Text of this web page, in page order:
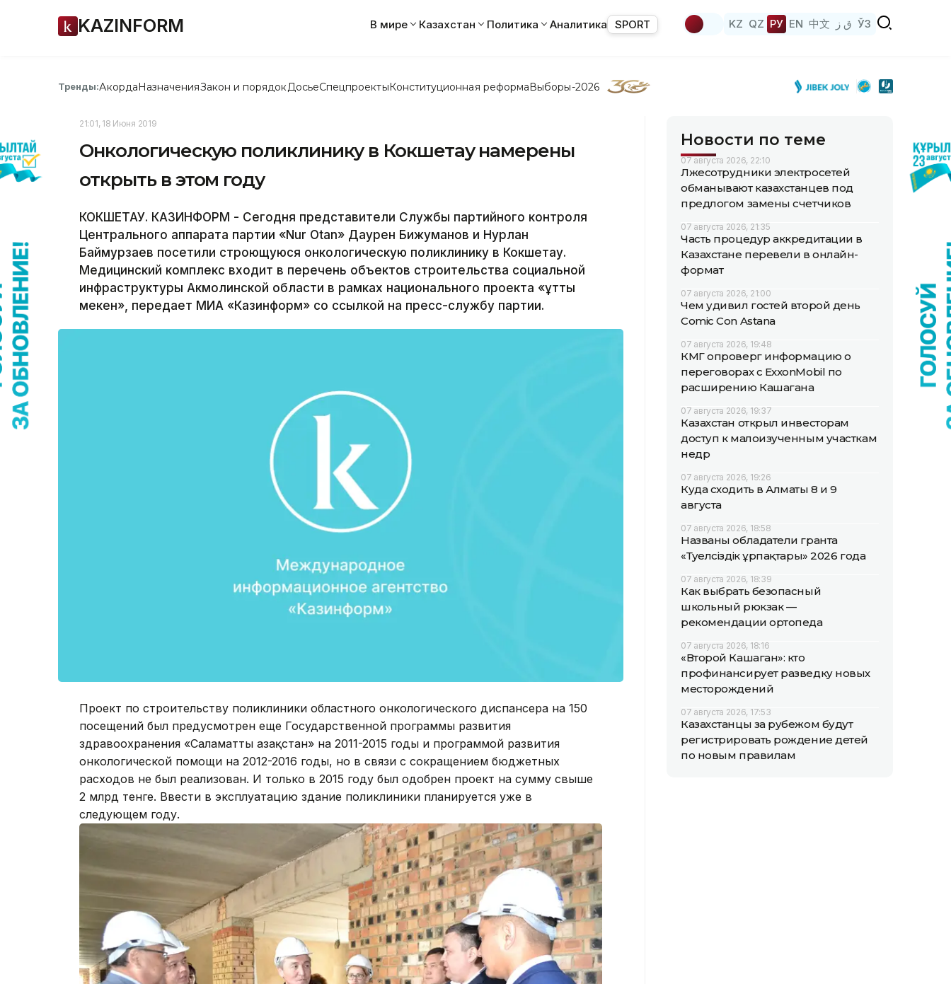
KAZINFORM В мире Казахстан Политика Аналитика SPORT KZ QZ РУ EN 中文 ق ز ЎЗ
Тренды:АкордаНазначенияЗакон и порядок ДосьеСпецпроектыКонституционная реформаВыборы-2026
21:01, 18 Июня 2019
Онкологическую поликлинику в Кокшетау намерены
открыть в этом году
КОКШЕТАУ. КАЗИНФОРМ - Сегодня представители Службы партийного контроля
Центрального аппарата партии «Nur Otan» Даурен Бижуманов и Нурлан
Баймурзаев посетили строющуюся онкологическую поликлинику в Кокшетау.
Медицинский комплекс входит в перечень объектов строительства социальной
инфраструктуры Акмолинской области в рамках национального проекта «Құтты
мекен», передает МИА «Казинформ» со ссылкой на пресс-службу партии.
Проект по строительству поликлиники областного онкологического диспансера на 150
посещений был предусмотрен еще Государственной программы развития
здравоохранения «Саламатты Қазақстан» на 2011-2015 годы и программой развития
онкологической помощи на 2012-2016 годы, но в связи с сокращением бюджетных
расходов не был реализован. И только в 2015 году был одобрен проект на сумму свыше
2 млрд тенге. Ввести в эксплуатацию здание поликлиники планируется уже в
следующем году.
Новости по теме
07 августа 2026, 22:10
Лжесотрудники электросетей
обманывают казахстанцев под
предлогом замены счетчиков
07 августа 2026, 21:35
Часть процедур аккредитации в
Казахстане перевели в онлайн-
формат
07 августа 2026, 21:00
Чем удивил гостей второй день
Comic Con Astana
07 августа 2026, 19:48
КМГ опроверг информацию о
переговорах с ExxonMobil по
расширению Кашагана
07 августа 2026, 19:37
Казахстан открыл инвесторам
доступ к малоизученным участкам
недр
07 августа 2026, 19:26
Куда сходить в Алматы 8 и 9
августа
07 августа 2026, 18:58
Названы обладатели гранта
«Тәуелсіздік ұрпақтары» 2026 года
07 августа 2026, 18:39
Как выбрать безопасный
школьный рюкзак —
рекомендации ортопеда
07 августа 2026, 18:16
«Второй Кашаган»: кто
профинансирует разведку новых
месторождений
07 августа 2026, 17:53
Казахстанцы за рубежом будут
регистрировать рождение детей
по новым правилам